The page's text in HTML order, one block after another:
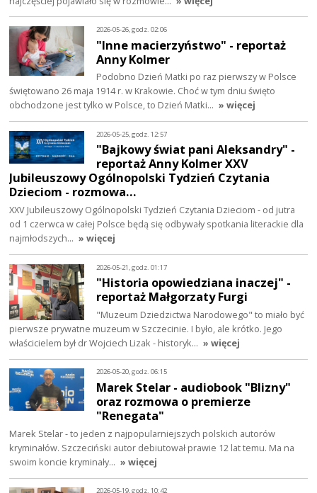
2026-05-26, godz. 02:06
"Inne macierzyństwo" - reportaż
Anny Kolmer
Podobno Dzień Matki po raz pierwszy w Polsce
świętowano 26 maja 1914 r. w Krakowie. Choć w tym dniu święto
obchodzone jest tylko w Polsce, to Dzień Matki… » więcej
2026-05-25, godz. 12:57
"Bajkowy świat pani Aleksandry" -
reportaż Anny Kolmer XXV
Jubileuszowy Ogólnopolski Tydzień Czytania
Dzieciom - rozmowa…
XXV Jubileuszowy Ogólnopolski Tydzień Czytania Dzieciom - od jutra
od 1 czerwca w całej Polsce będą się odbywały spotkania literackie dla
najmłodszych… » więcej
2026-05-21, godz. 01:17
"Historia opowiedziana inaczej" -
reportaż Małgorzaty Furgi
"Muzeum Dziedzictwa Narodowego" to miało być
pierwsze prywatne muzeum w Szczecinie. I było, ale krótko. Jego
właścicielem był dr Wojciech Lizak - historyk… » więcej
2026-05-20, godz. 06:15
Marek Stelar - audiobook "Blizny"
oraz rozmowa o premierze
"Renegata"
Marek Stelar - to jeden z najpopularniejszych polskich autorów
kryminałów. Szczeciński autor debiutował prawie 12 lat temu. Ma na
swoim koncie kryminały… » więcej
2026-05-19, godz. 10:42